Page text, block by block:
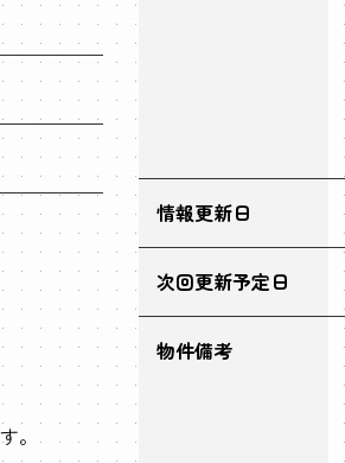
。
情報更新日
次回更新予定日
物件備考